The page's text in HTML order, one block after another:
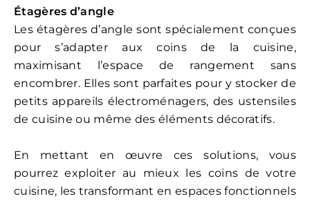
Étagères d’angle
Les étagères d’angle sont spécialement conçues
pour s’adapter aux coins de la cuisine,
maximisant l’espace de rangement sans
encombrer. Elles sont parfaites pour y stocker de
petits appareils électroménagers, des ustensiles
de cuisine ou même des éléments décoratifs.
En mettant en œuvre ces solutions, vous
pourrez exploiter au mieux les coins de votre
cuisine, les transformant en espaces fonctionnels